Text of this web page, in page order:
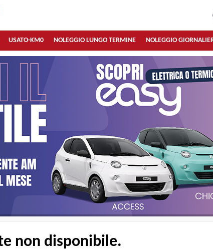
USATO-KM0 NOLEGGIO LUNGO TERMINE NOLEGGIO
non disponibile.